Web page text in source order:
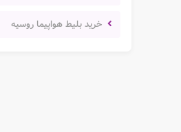
خرید بلیط هواپیما روسیه